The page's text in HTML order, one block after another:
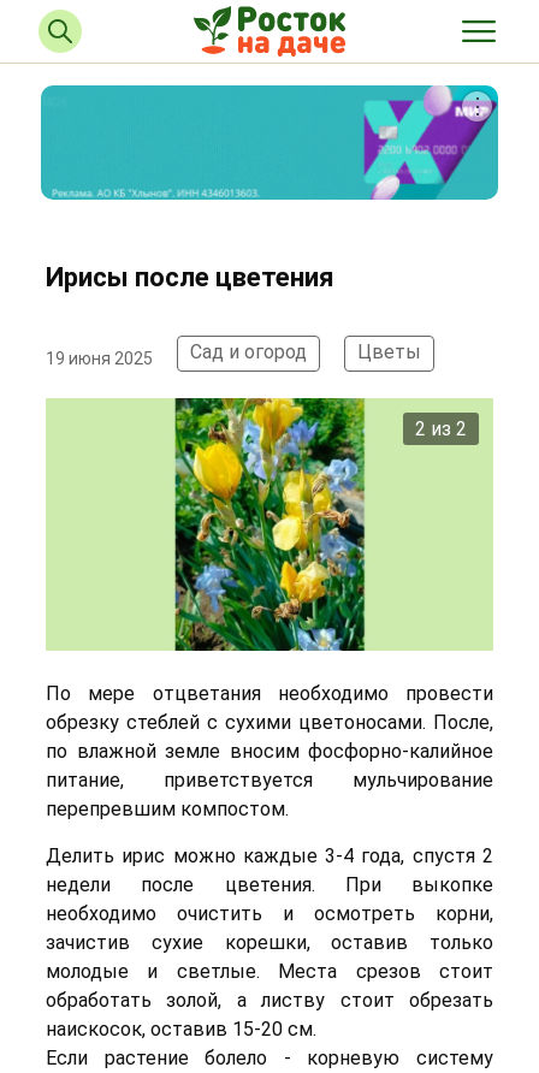
Ирисы после цветения
19 июня 2025 Сад и огород Цветы
2 из 2
По мере отцветания необходимо провести
обрезку стеблей с сухими цветоносами. После,
по влажной земле вносим фосфорно-калийное
питание, приветствуется мульчирование
перепревшим компостом.
Делить ирис можно каждые 3-4 года, спустя 2
недели после цветения. При выкопке
необходимо очистить и осмотреть корни,
зачистив сухие корешки, оставив только
молодые и светлые. Места срезов стоит
обработать золой, а листву стоит обрезать
наискосок, оставив 15-20 см.
Если растение болело - корневую систему